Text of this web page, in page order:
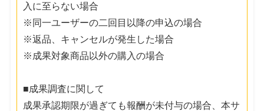
入に至らない場合
※同一ユーザーの二回目以降の申込の場合
※返品、キャンセルが発生した場合
※成果対象商品以外の購入の場合
■成果調査に関して
成果承認期限が過ぎても報酬が未付与の場合、本サ